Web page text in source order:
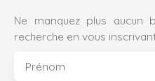
Ne manquez plus aucun
recherche en vous
Prénom